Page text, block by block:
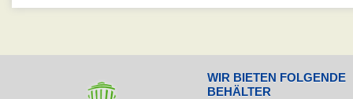
WIR BIETEN FOLGENDE
BEHÄLTER